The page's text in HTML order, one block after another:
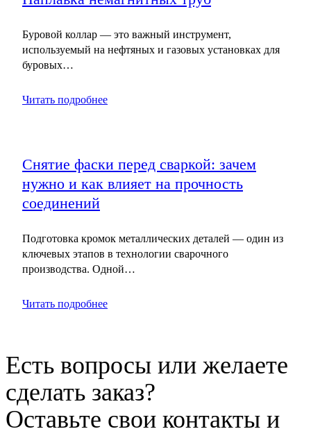
Буровой коллар — это важный инструмент,
используемый на нефтяных и газовых установках для
буровых…
Читать подробнее
Снятие фаски перед сваркой: зачем
нужно и как влияет на прочность
соединений
Подготовка кромок металлических деталей — один из
ключевых этапов в технологии сварочного
производства. Одной…
Читать подробнее
Есть вопросы или желаете
сделать заказ?
Оставьте свои контакты и